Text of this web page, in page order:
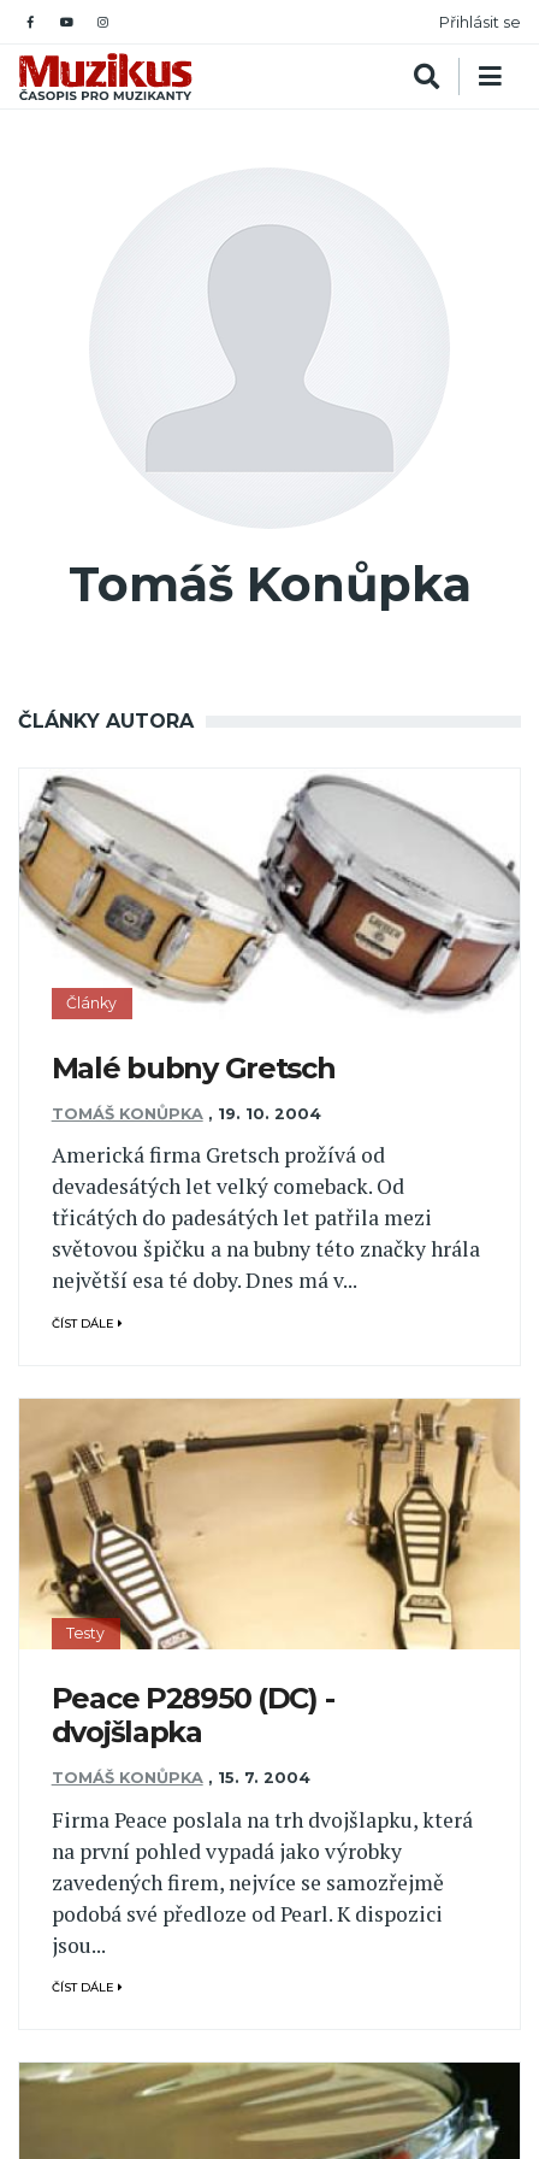
Přihlásit se
Tomáš Konůpka
ČLÁNKY AUTORA
Články
Malé bubny Gretsch
TOMÁŠ KONŮPKA , 19. 10. 2004
Americká firma Gretsch prožívá od
devadesátých let velký comeback. Od
třicátých do padesátých let patřila mezi
světovou špičku a na bubny této značky hrála
největší esa té doby. Dnes má v...
ČÍST DÁLE
Testy
Peace P28950 (DC) -
dvojšlapka
TOMÁŠ KONŮPKA , 15. 7. 2004
Firma Peace poslala na trh dvojšlapku, která
na první pohled vypadá jako výrobky
zavedených firem, nejvíce se samozřejmě
podobá své předloze od Pearl. K dispozici
jsou...
ČÍST DÁLE